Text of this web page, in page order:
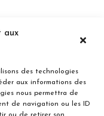
aux
des technologies
aux informations des
nous permettra de
de navigation ou les ID
2E4 Canada